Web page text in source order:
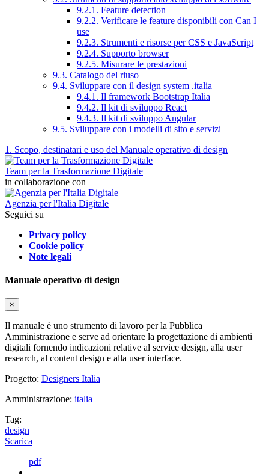
9.2.1. Feature detection
9.2.2. Verificare le feature disponibili con Can I
use
9.2.3. Strumenti e risorse per CSS e JavaScript
9.2.4. Supporto browser
9.2.5. Misurare le prestazioni
9.3. Catalogo del riuso
9.4. Sviluppare con il design system .italia
9.4.1. Il framework Bootstrap Italia
9.4.2. Il kit di sviluppo React
9.4.3. Il kit di sviluppo Angular
9.5. Sviluppare con i modelli di sito e servizi
1. Scopo, destinatari e uso del Manuale operativo di design
Team per la Trasformazione Digitale
in collaborazione con
Agenzia per l'Italia Digitale
Seguici su
Privacy policy
Cookie policy
Note legali
Manuale operativo di design
×
Il manuale è uno strumento di lavoro per la Pubblica
Amministrazione e serve ad orientare la progettazione di ambienti
digitali fornendo indicazioni relative al service design, alla user
research, al content design e alla user interface.
Progetto: Designers Italia
Amministrazione: italia
Tag:
design
Scarica
pdf